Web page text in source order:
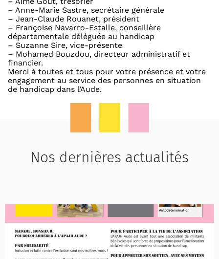
– Anne-Marie Sastre, secrétaire générale
– Jean-Claude Rouanet, président
– Françoise Navarro-Estalle, conseillère
départementale déléguée au handicap
– Suzanne Sire, vice-présente
– Mohamed Bouzdou, directeur administratif et
financier.
Merci à toutes et tous pour votre présence et votre
engagement au service des personnes en situation
de handicap dans l’Aude.
Nos dernières actualités